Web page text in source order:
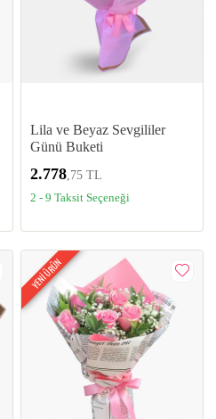
Lila ve Beyaz Sevgililer
Günü Buketi
2.778 ,75 TL
2 - 9 Taksit Seçeneği
YENİ ÜRÜN